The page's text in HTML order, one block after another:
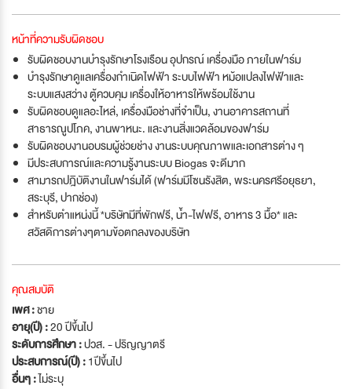
หน้าที่ความรับผิดชอบ
รับผิดชอบงานบำรุงรักษาโรงเรือน อุปกรณ์ เครื่องมือ ภายในฟาร์ม
บำรุงรักษาดูแลเครื่องกำเนิดไฟฟ้า ระบบไฟฟ้า หม้อแปลงไฟฟ้าและ
ระบบแสงสว่าง ตู้ควบคุม เครื่องให้อาหารให้พร้อมใช้งาน
รับผิดชอบดูแลอะไหล่, เครื่องมือช่างที่จำเป็น, งานอาคารสถานที่
สาธารณูปโภค, งานพาหนะ. และงานสิ่งแวดล้อมของฟาร์ม
รับผิดชอบงานอบรมผู้ช่วยช่าง งานระบบคุณภาพและเอกสารต่าง ๆ
มีประสบการณ์และความรู้งานระบบ Biogas จะดีมาก
สามารถปฎิบัติงานในฟาร์มได้ (ฟาร์มมีโซนรังสิต, พระนครศรีอยุธยา,
สระบุรี, ปากช่อง)
สำหรับตำแหน่งนี้ *บริษัทมีที่พักฟรี, น้ำ-ไฟฟรี, อาหาร 3 มื้อ* และ
สวัสดิการต่างๆตามข้อตกลงของบริษัท
คุณสมบัติ
เพศ :ชาย
อายุ(ปี) :20 ปีขึ้นไป
ระดับการศึกษา :ปวส. - ปริญญาตรี
ประสบการณ์(ปี) :1ปีขึ้นไป
อื่นๆ :ไม่ระบุ